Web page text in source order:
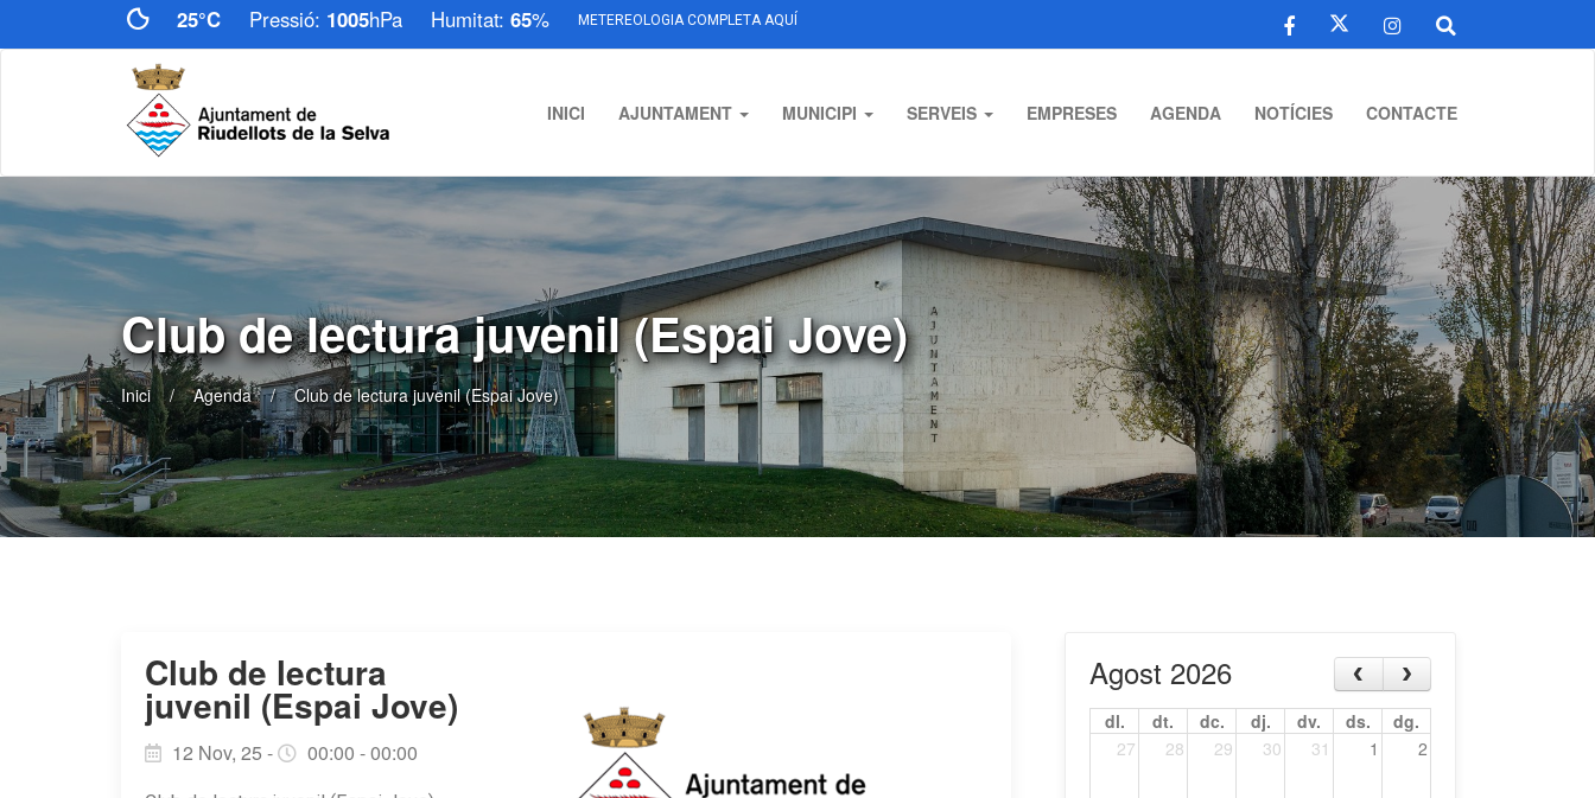
25°C Pressió: 1005hPa Humitat: 65% METEREOLOGIA COMPLETA AQUÍ
INICI AJUNTAMENT MUNICIPI SERVEIS EMPRESES AGENDA NOTÍCIES CONTACTE
Club de lectura juvenil (Espai Jove)
Inici Agenda Club de lectura juvenil (Espai Jove)
Club de lectura
juvenil (Espai Jove)
12 Nov, 25 - 00:00 - 00:00
Agost 2026
dl. dt. dc. dj. dv. ds.
dg.
27
28 29 30 31 1 2